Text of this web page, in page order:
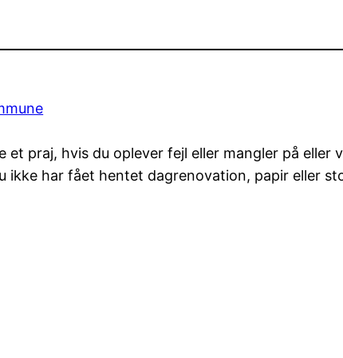
et praj, hvis du oplever fejl eller mangler på eller
ikke har fået hentet dagrenovation, papir eller